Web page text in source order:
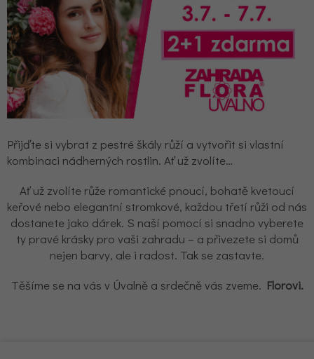
Přijďte si vybrat z pestré škály růží a vytvořit si vlastní
kombinaci nádherných rostlin. Ať už zvolíte…
Ať už zvolíte růže romantické pnoucí, bohatě kvetoucí
keřové nebo elegantní stromkové, každou třetí růži od nás
dostanete jako dárek. S naší pomocí si snadno vyberete
ty pravé krásky pro vaši zahradu – a přivezete si domů
nejen barvy, ale i radost. Tak se zastavte.
Těšíme se na vás v Úvalně a srdečně vás zveme. Florovi.